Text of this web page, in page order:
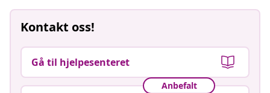
Kontakt oss!
Gå til hjelpesenteret
Anbefalt